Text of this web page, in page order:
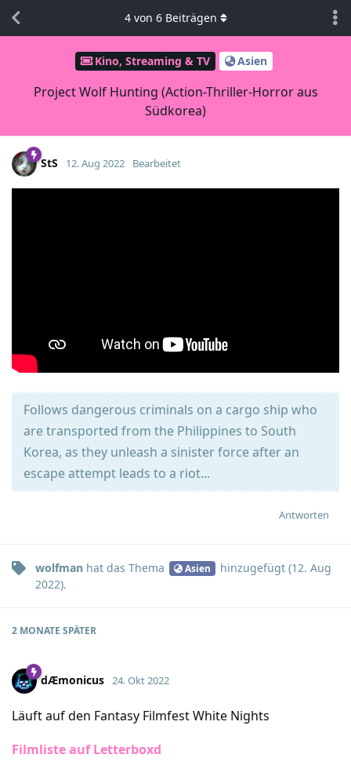
Kino, Streaming & TV Asien
Project Wolf Hunting (Action-Thriller-Horror aus
Südkorea)
4von 6Beiträgen
StS 12. Aug 2022 Bearbeitet
Follows dangerous criminals on a cargo ship who
are transported from the Philippines to South
Korea, as they unleash a sinister force after an
escape attempt leads to a riot...
Antworten
wolfman hat das Thema Asien hinzugefügt (12. Aug
2022).
2 MONATE SPÄTER
dÆmonicus 24. Okt 2022
Läuft auf den Fantasy Filmfest White Nights
Filmliste auf Letterboxd